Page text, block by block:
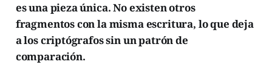
es una pieza única. No existen otros
fragmentos con la misma escritura, lo que deja
a los criptógrafos sin un patrón de
comparación.